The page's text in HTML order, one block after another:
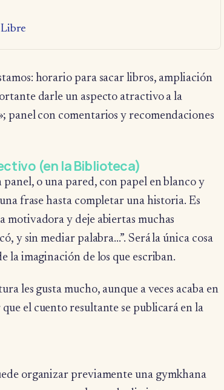
horario para sacar libros, ampliación
darle un aspecto atractivo a la
panel con comentarios y recomendaciones
(en la Biblioteca)
o una pared, con papel en blanco y
frase hasta completar una historia. Es
motivadora y deje abiertas muchas
y sin mediar palabra…”. Será la única cosa
la imaginación de los que escriban.
les gusta mucho, aunque a veces acaba en
el cuento resultante se publicará en la
organizar previamente una gymkhana